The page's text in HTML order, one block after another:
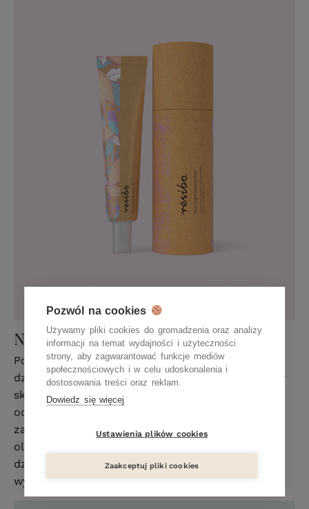
NA NOC
Polecam dokładnie te same kosmetyki. Ich
działanie będzie jeszcze skuteczniejsze nocą, gdy
skóra „odpoczywa” i lepiej wchłania substancje
odżywcze. Przy skórze dojrzałej esencję można
zastąpić serum naturalnie wygładzającym – to
olejowe serum ma dużo bardziej intensywne
działanie przy rosnących wraz z wiekiem
wymaganiach skóry.
Pozwól na cookies
Używamy pliki cookies do gromadzenia oraz analizy
informacji na temat wydajności i użyteczności
strony, aby zagwarantować funkcje mediów
społecznościowych i w celu udoskonalenia i
dostosowania treści oraz reklam.
Dowiedz się więcej
Ustawienia plików cookies
Zaakceptuj pliki cookies